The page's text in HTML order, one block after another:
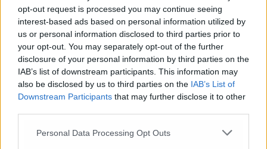
opt-out request is processed you may continue seeing
interest-based ads based on personal information utilized by
us or personal information disclosed to third parties prior to
your opt-out. You may separately opt-out of the further
disclosure of your personal information by third parties on the
IAB’s list of downstream participants. This information may
also be disclosed by us to third parties on the IAB’s List of
Downstream Participants that may further disclose it to other
Personal Data Processing Opt Outs
dell’articolo 141 (dello stesso Testo Unico degli
Enti Locali ndr)». Se accadesse, si tornerebbe
alle urne. I 10 giorni di tempo si sono già
esauriti o si esauriranno a breve dopo il rinvio
forzato del Consiglio comunale di oggi?
Dopo «l’ennesima paralisi del Consiglio
comunale a causa dell’assenza del numero
legale» in una nota a firma congiunta, stasera